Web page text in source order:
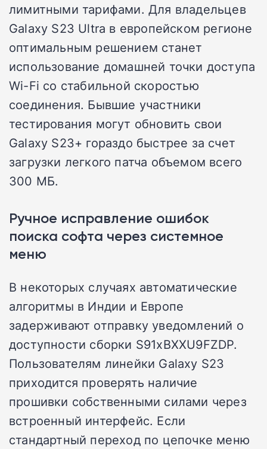
лимитными тарифами. Для владельцев
Galaxy S23 Ultra в европейском регионе
оптимальным решением станет
использование домашней точки доступа
Wi-Fi со стабильной скоростью
соединения. Бывшие участники
тестирования могут обновить свои
Galaxy S23+ гораздо быстрее за счет
загрузки легкого патча объемом всего
300 МБ.
Ручное исправление ошибок
поиска софта через системное
меню
В некоторых случаях автоматические
алгоритмы в Индии и Европе
задерживают отправку уведомлений о
доступности сборки S91xBXXU9FZDP.
Пользователям линейки Galaxy S23
приходится проверять наличие
прошивки собственными силами через
встроенный интерфейс. Если
стандартный переход по цепочке меню